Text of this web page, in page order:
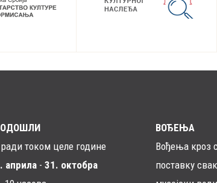
ради током целе године
априла - 31. октобра
ВОЂЕЊА
Вођења кроз
поставку